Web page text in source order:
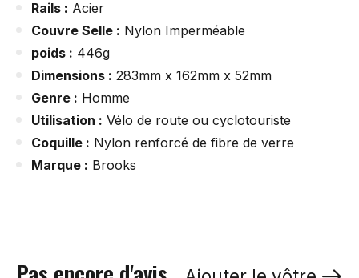
Rails : Acier
Couvre Selle : Nylon Imperméable
poids : 446g
Dimensions : 283mm x 162mm x 52mm
Genre : Homme
Utilisation : Vélo de route ou cyclotouriste
Coquille : Nylon renforcé de fibre de verre
Marque : Brooks